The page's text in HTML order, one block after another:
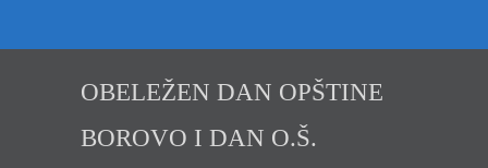
OBELEŽEN DAN OPŠTINE
BOROVO I DAN O.Š.